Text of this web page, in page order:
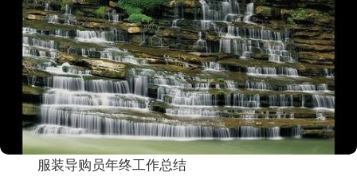
服装导购员年终工作总结